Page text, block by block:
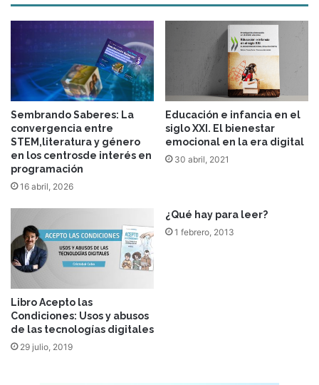
Sembrando Saberes: La
convergencia entre
STEM,literatura y género
en los centrosde interés en
programación
16 abril, 2026
Educación e infancia en el
siglo XXI. El bienestar
emocional en la era digital
30 abril, 2021
Libro Acepto las
Condiciones: Usos y abusos
de las tecnologías digitales
29 julio, 2019
¿Qué hay para leer?
1 febrero, 2013